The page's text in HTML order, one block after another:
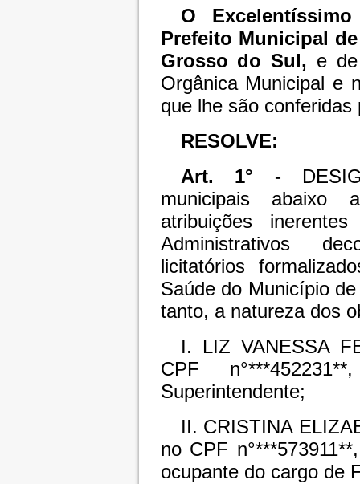
O
Prefeito Municipal
Grosso do Sul, e
Orgânica Municipal e
que lhe são conferidas
RESOLVE:
Art. 1° -
municipais abaixo
atribuições
Administrativos
licitatórios
Saúde do Município
tanto, a natureza dos
I. LIZ VANESSA
CPF
Superintendente;
II. CRISTINA
no CPF
ocupante do cargo de